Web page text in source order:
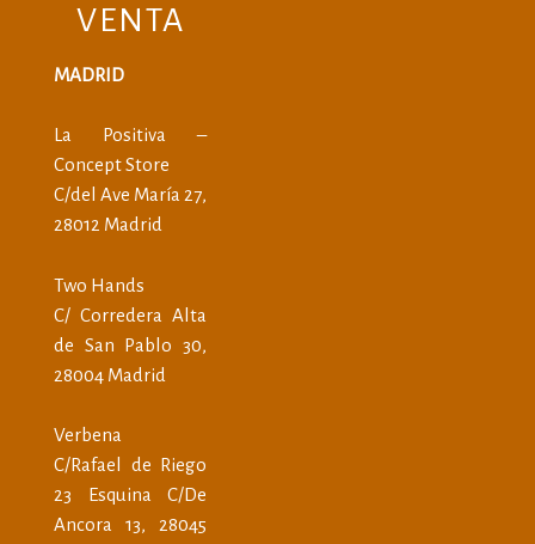
VENTA
MADRID
La Positiva –
Concept Store
C/del Ave María 27,
28012 Madrid
Two Hands
C/ Corredera Alta
de San Pablo 30,
28004 Madrid
Verbena
C/Rafael de Riego
23 Esquina C/De
Ancora 13, 28045